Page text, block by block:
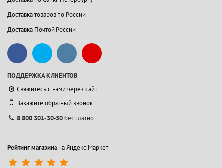
Доставка товаров по России
Доставка Почтой России
ПОДДЕРЖКА КЛИЕНТОВ
Свяжитесь с нами через сайт
Закажите обратный звонок
8 800 301-30-50бесплатно
Рейтинг магазина на Яндекс.Маркет